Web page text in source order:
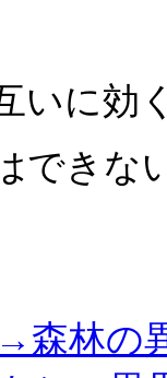
いに効
できな
森林の